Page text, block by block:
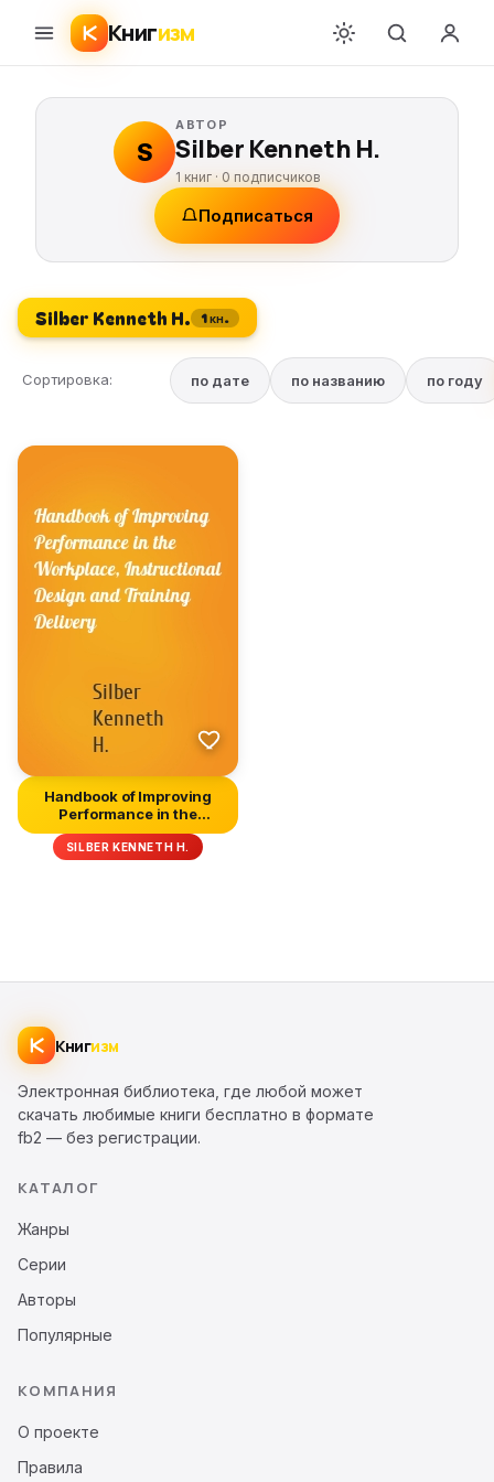
Книгизм
S
АВТОР
Silber Kenneth H.
1 книг ·0 подписчиков
Подписаться
Silber Kenneth H. 1 кн.
Сортировка: по дате по названию по году
Handbook of Improving
Performance in the
Workplace...
SILBER KENNETH H.
Книгизм
Электронная библиотека, где любой может
скачать любимые книги бесплатно в формате
fb2 — без регистрации.
КАТАЛОГ
Жанры
Серии
Авторы
Популярные
КОМПАНИЯ
О проекте
Правила